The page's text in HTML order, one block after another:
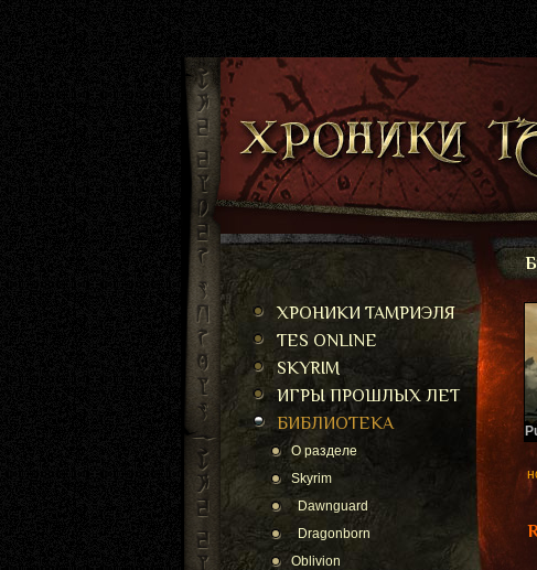
ХРОНИКИ ТАМРИЭЛЯ
TES ONLINE
SKYRIM
ИГРЫ ПРОШЛЫХ ЛЕТ
БИБЛИОТЕКА
О разделе
Skyrim
Dawnguard
Dragonborn
Oblivion